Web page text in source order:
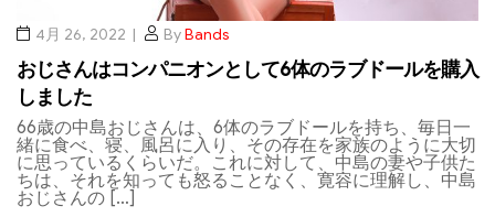
4月 26, 2022 ByBands
おじさんはコンパニオンとして6体のラブドールを購入
しました
66歳の中島おじさんは、6体のラブドールを持ち、毎日一
緒に食べ、寝、風呂に入り、その存在を家族のように大切
に思っているくらいだ。これに対して、中島の妻や子供た
ちは、それを知っても怒ることなく、寛容に理解し、中島
おじさんの […]